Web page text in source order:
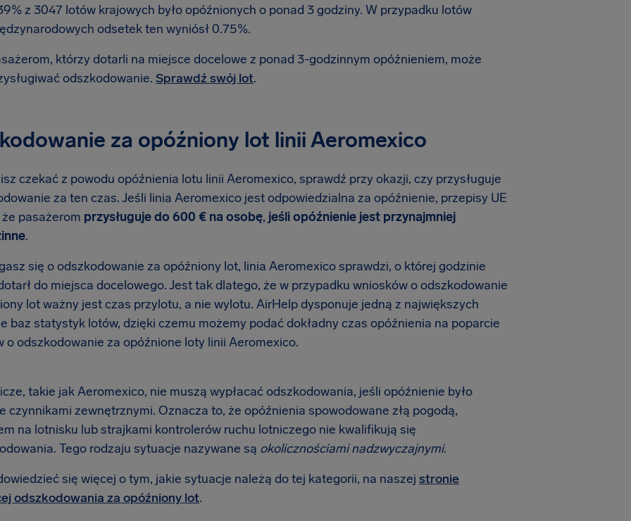
z 3047 lotów krajowych było opóźnionych o ponad 3 godziny. W przypadku lotów
odsetek ten wyniósł 0.75%.
którzy dotarli na miejsce docelowe z ponad 3-godzinnym opóźnieniem, może
odszkodowanie. Sprawdź swój lot.
za opóźniony lot linii Aeromexico
czekać z powodu opóźnienia lotu linii Aeromexico, sprawdź przy okazji, czy przysługuje
za ten czas. Jeśli linia Aeromexico jest odpowiedzialna za opóźnienie, przepisy UE
pasażerom przysługuje do 600 € na osobę, jeśli opóźnienie jest przynajmniej
.
się o odszkodowanie za opóźniony lot, linia Aeromexico sprawdzi, o której godzinie
do miejsca docelowego. Jest tak dlatego, że w przypadku wniosków o odszkodowanie
lot ważny jest czas przylotu, a nie wylotu. AirHelp dysponuje jedną z największych
baz statystyk lotów, dzięki czemu możemy podać dokładny czas opóźnienia na poparcie
o odszkodowanie za opóźnione loty linii Aeromexico.
takie jak Aeromexico, nie muszą wypłacać odszkodowania, jeśli opóźnienie było
czynnikami zewnętrznymi. Oznacza to, że opóźnienia spowodowane złą pogodą,
na lotnisku lub strajkami kontrolerów ruchu lotniczego nie kwalifikują się
Tego rodzaju sytuacje nazywane są okolicznościami nadzwyczajnymi.
się więcej o tym, jakie sytuacje należą do tej kategorii, na naszej stronie
odszkodowania za opóźniony lot.